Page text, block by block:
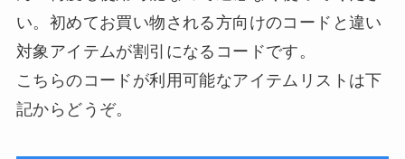
い。初めてお買い物される方向けのコードと違い
対象アイテムが割引になるコードです。
こちらのコードが利用可能なアイテムリストは下
記からどうぞ。